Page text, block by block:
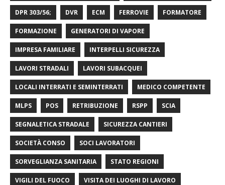
DPR 303/56; DVR ECM FERROVIE FORMATORE
FORMAZIONE GENERATORI DI VAPORE
IMPRESA FAMILIARE INTERPELLI SICUREZZA
LAVORI STRADALI LAVORI SUBACQUEI
LOCALI INTERRATI E SEMINTERRATI MEDICO COMPETENTE
MLPS POS RETRIBUZIONE RSPP SCIA
SEGNALETICA STRADALE SICUREZZA CANTIERI
SOCIETÀ CONSO SOCI LAVORATORI
SORVEGLIANZA SANITARIA STATO REGIONI
VIGILI DEL FUOCO VISITA DEI LUOGHI DI LAVORO